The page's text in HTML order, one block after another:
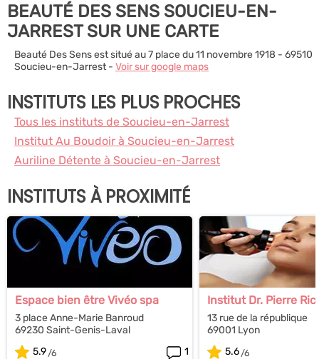
BEAUTÉ DES SENS SOUCIEU-EN-
JARREST SUR UNE CARTE
Beauté Des Sens est situé au 7 place du 11 novembre 1918 - 69510
Soucieu-en-Jarrest - Voir sur google maps
INSTITUTS LES PLUS PROCHES
Tous les instituts de Soucieu-en-Jarrest
Institut Au Boudoir à Soucieu-en-Jarrest
Auriline Détente à Soucieu-en-Jarrest
INSTITUTS À PROXIMITÉ
Espace bien être Vivéo spa
3 place Anne-Marie Banroud
69230 Saint-Genis-Laval
5.9
1
Institut Dr. Pierre
13 rue de la république
69001 Lyon
5.6